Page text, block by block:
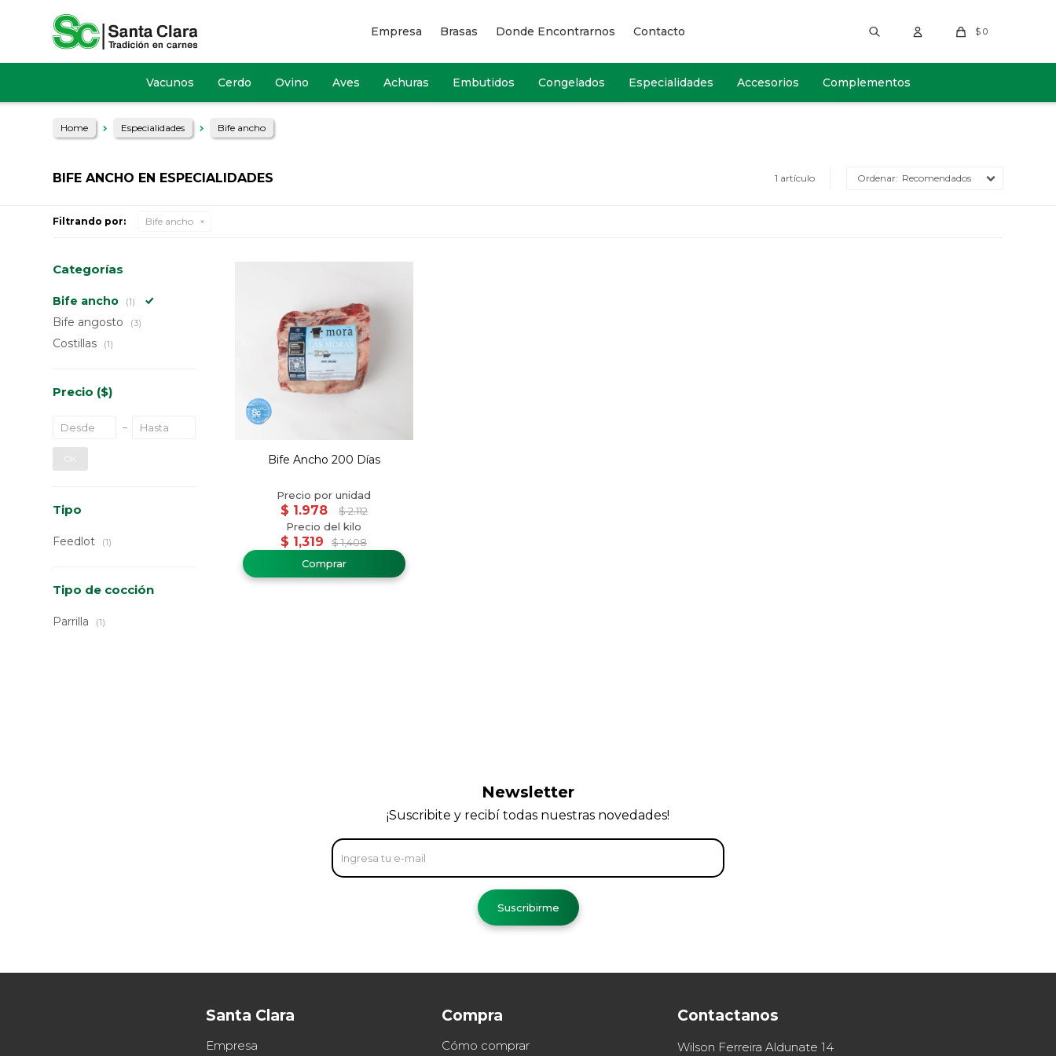
Vacunos Cerdo Ovino Aves Achuras Embutidos Congelados Especialidades Accesorios Complementos
$ 0
Empresa Brasas Donde Encontrarnos Contacto
Home Especialidades Bife ancho
BIFE ANCHO EN ESPECIALIDADES 1 artículo Recomendados
Filtrando por: Bife ancho
Bife Ancho 200 Días
$ 1,319 $ 1,408
$ 1.978 $ 2.112
Categorías
Bife ancho (1)
Bife angosto (3)
Costillas (1)
Precio ($)
OK
Tipo
Feedlot (1)
Tipo de cocción
Parrilla (1)
Santa Clara
Empresa
Compra
Cómo comprar
Contactanos
Wilson Ferreira Aldunate 14
Newsletter
¡Suscribite y recibí todas nuestras novedades!
Suscribirme